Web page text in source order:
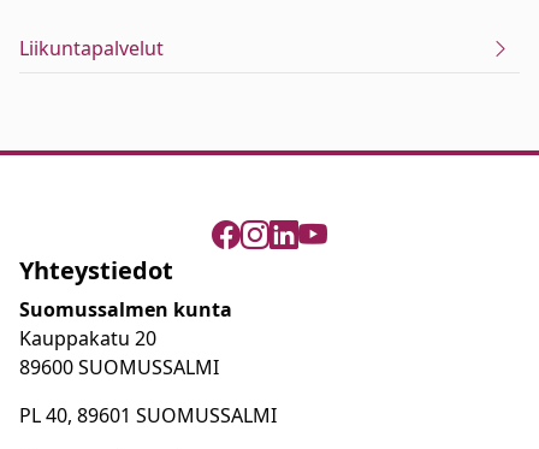
Liikuntapalvelut
Yhteystiedot
Suomussalmen kunta
Kauppakatu 20
89600 SUOMUSSALMI
PL 40, 89601 SUOMUSSALMI